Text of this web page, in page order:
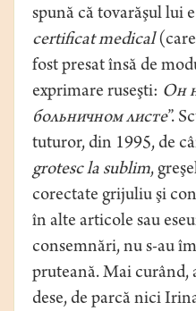
spună că tovarăşul lui
certiﬁcat medical
fost presat însă de
exprimare ruseşti: Он
больничном листе”.
tuturor, din 1995, de
grotesc la sublim,
corectate grijuliu şi
în alte articole sau
consemnări, nu s-au
pruteană. Mai curând,
dese, de parcă nici